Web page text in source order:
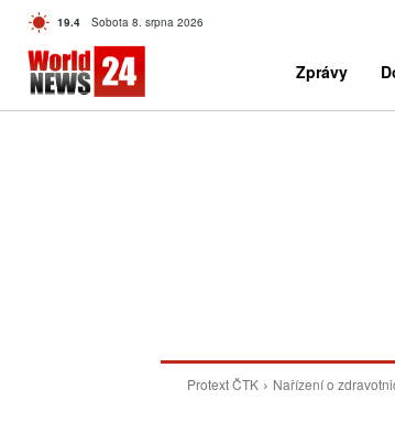
19.4 C Czech
Sobota 8. srpna 2026
Zprávy
Protext ČTK Nařízení o